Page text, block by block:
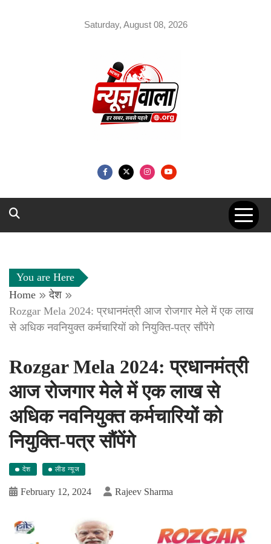
Saturday, August 08, 2026
You are Here
Home
देश
Rozgar Mela 2024: प्रधानमंत्री आज रोजगार मेले में एक लाख
से अधिक नवनियुक्‍त कर्मचारियों को नियुक्ति-पत्र सौंपेंगे
Rozgar Mela 2024: प्रधानमंत्री
आज रोजगार मेले में एक लाख से
अधिक नवनियुक्‍त कर्मचारियों को
नियुक्ति-पत्र सौंपेंगे
देश लीड न्यूज
February 12, 2024 Rajeev Sharma